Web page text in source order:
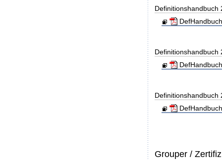
Definitionshandbuch
Definitionshandbuch
Definitionshandbuch
Grouper /